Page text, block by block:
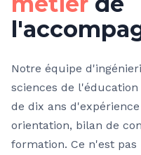
Notre équipe
sciences de
de dix ans
orientation, bilan de
formation. Ce n'est